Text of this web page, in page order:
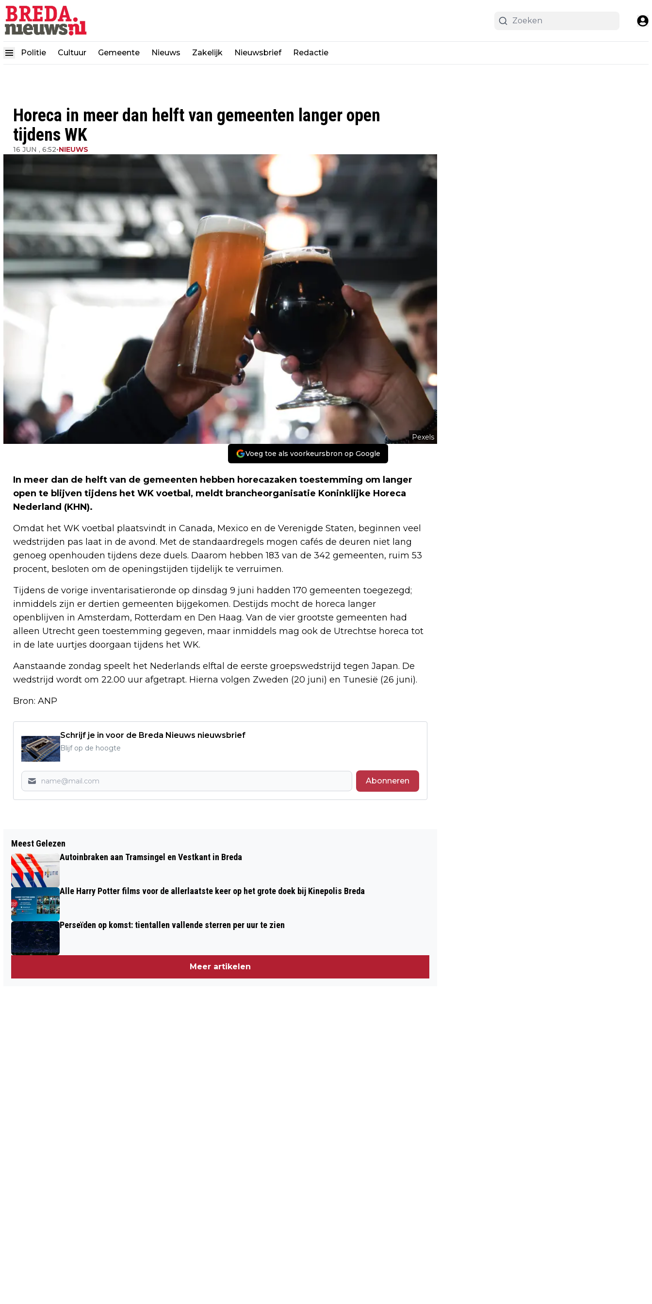
Politie Cultuur Gemeente Nieuws Zakelijk Nieuwsbrief Redactie
Horeca in meer dan helft van gemeenten langer open
tijdens WK
16 JUN , 6:52•NIEUWS
Pexels
Voeg toe als voorkeursbron op Google
In meer dan de helft van de gemeenten hebben horecazaken toestemming om langer
open te blijven tijdens het WK voetbal, meldt brancheorganisatie Koninklijke Horeca
Nederland (KHN).
Omdat het WK voetbal plaatsvindt in Canada, Mexico en de Verenigde Staten, beginnen veel
wedstrijden pas laat in de avond. Met de standaardregels mogen cafés de deuren niet lang
genoeg openhouden tijdens deze duels. Daarom hebben 183 van de 342 gemeenten, ruim 53
procent, besloten om de openingstijden tijdelijk te verruimen.
Tijdens de vorige inventarisatieronde op dinsdag 9 juni hadden 170 gemeenten toegezegd;
inmiddels zijn er dertien gemeenten bijgekomen. Destijds mocht de horeca langer
openblijven in Amsterdam, Rotterdam en Den Haag. Van de vier grootste gemeenten had
alleen Utrecht geen toestemming gegeven, maar inmiddels mag ook de Utrechtse horeca tot
in de late uurtjes doorgaan tijdens het WK.
Aanstaande zondag speelt het Nederlands elftal de eerste groepswedstrijd tegen Japan. De
wedstrijd wordt om 22.00 uur afgetrapt. Hierna volgen Zweden (20 juni) en Tunesië (26 juni).
Bron: ANP
Schrijf je in voor de Breda Nieuws nieuwsbrief
Blijf op de hoogte
Abonneren
BANKPAS EN SPULLEN GESTOLEN DOOR
EEN 'MEDEWERKER VAN DE BANK'. WIE
HERKENT DEZE VROUW? (VIDEO)
TEKEN VAN KETI KOTI
Meest Gelezen
Autoinbraken aan Tramsingel en Vestkant in Breda
Alle Harry Potter films voor de allerlaatste keer op het grote doek bij Kinepolis Breda
Perseïden op komst: tientallen vallende sterren per uur te zien
Meer artikelen